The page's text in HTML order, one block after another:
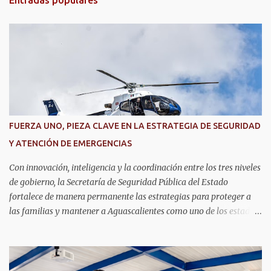
FUERZA UNO, PIEZA CLAVE EN LA ESTRATEGIA DE SEGURIDAD
Y ATENCIÓN DE EMERGENCIAS
Con innovación, inteligencia y la coordinación entre los tres niveles
de gobierno, la Secretaría de Seguridad Pública del Estado
fortalece de manera permanente las estrategias para proteger a
las familias y mantener a Aguascalientes como uno de los estados
aérea, brindar apoyo táctico a los operativos de seguridad,